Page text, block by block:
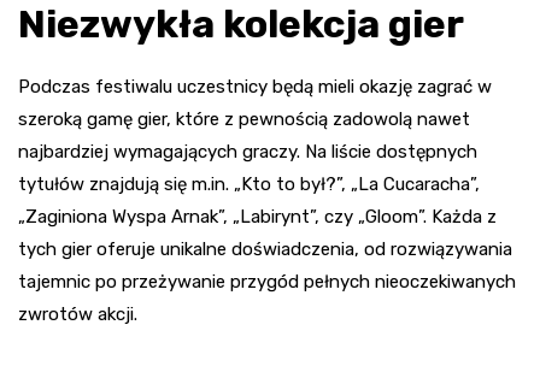
Niezwykła kolekcja gier
Podczas festiwalu uczestnicy będą mieli okazję zagrać w
szeroką gamę gier, które z pewnością zadowolą nawet
najbardziej wymagających graczy. Na liście dostępnych
tytułów znajdują się m.in. „Kto to był?”, „La Cucaracha”,
„Zaginiona Wyspa Arnak”, „Labirynt”, czy „Gloom”. Każda z
tych gier oferuje unikalne doświadczenia, od rozwiązywania
tajemnic po przeżywanie przygód pełnych nieoczekiwanych
zwrotów akcji.